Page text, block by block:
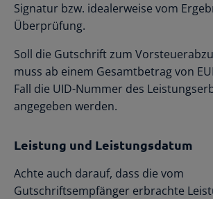
Signatur bzw. idealerweise vom
Überprüfung.
Soll die Gutschrift zum
muss ab einem Gesamtbetrag von
Fall die UID-Nummer des
angegeben werden.
Leistung und Leistungsdatum
Achte auch darauf, dass die vom
Gutschriftsempfänger erbrachte